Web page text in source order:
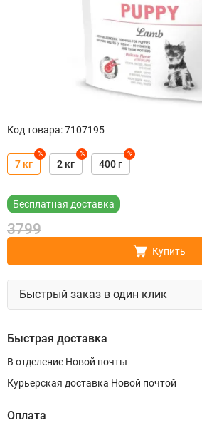
Код товара:7107195
7 кг
%
2 кг
%
400 г
%
Бесплатная доставка
3799
Купить
Быстрый заказ в один клик
Быстрая доставка
В отделение Новой почты
Курьерская доставка Новой почтой
Оплата